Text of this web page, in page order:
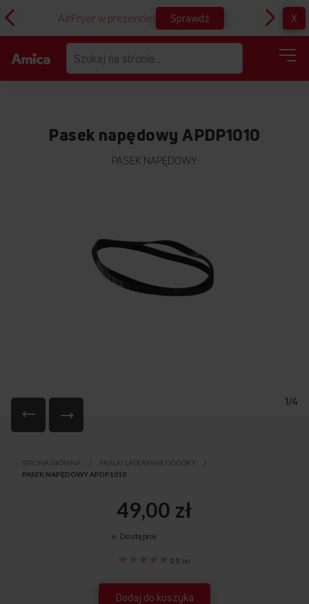
AirFryer w prezencie! Sprawdź X
Pasek napędowy APDP1010
PASEK NAPĘDOWY
1/4
początek
STRONA GŁÓWNA
PRALKI ŁADOWANE OD GÓRY
PASEK NAPĘDOWY APDP1010
0.0 (0)
49,00 zł
Dostępne
Dodaj do koszyka